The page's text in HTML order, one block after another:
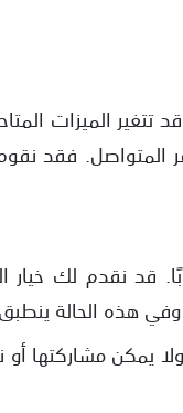
تتغير الميزات
المتواصل. فقد
قد نقدم لك
أكبر. الحسابات شخصية ولا